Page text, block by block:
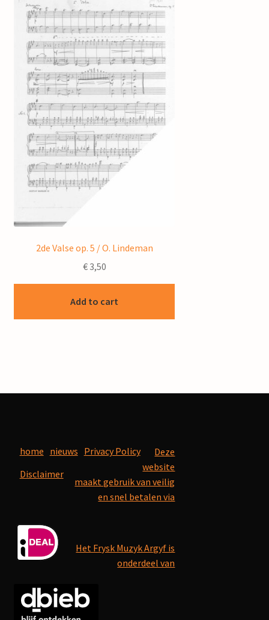
2de Valse op. 5 / O. Lindeman
€3,50
Add to cart
home nieuws Privacy Policy
Disclaimer
Deze
website
maakt gebruik van veilig
en snel betalen via
Het Frysk Muzyk Argyf is
onderdeel van